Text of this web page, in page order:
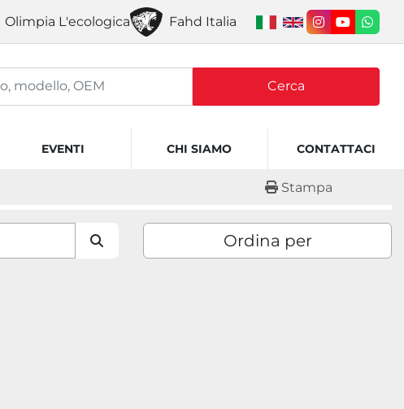
Olimpia L'ecologica Fahd Italia
instagram
youtube
Cerca
EVENTI CHI SIAMO CONTATTACI
Stampa
Ordina per